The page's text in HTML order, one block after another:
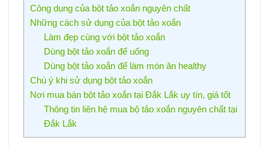
Công dụng của bột tảo xoắn nguyên chất
Những cách sử dụng của bột tảo xoắn
Làm đẹp cùng với bột tảo xoắn
Dùng bột tảo xoắn để uống
Dùng bột tảo xoắn để làm món ăn healthy
Chú ý khi sử dụng bột tảo xoắn
Nơi mua bán bột tảo xoắn tại Đắk Lắk uy tín, giá tốt
Thông tin liên hệ mua bộ tảo xoắn nguyên chất tại
Đắk Lắk